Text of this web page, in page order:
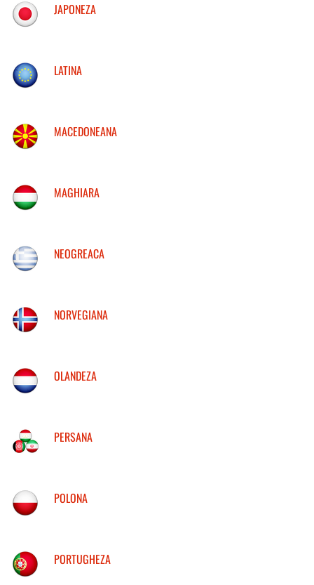
JAPONEZA
LATINA
MACEDONEANA
MAGHIARA
NEOGREACA
NORVEGIANA
OLANDEZA
PERSANA
POLONA
PORTUGHEZA